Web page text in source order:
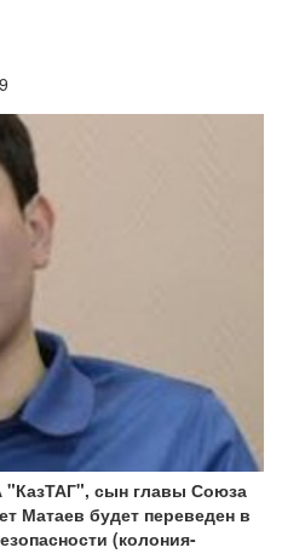
сын главы Союза
Матаев будет переведен в
(колония-